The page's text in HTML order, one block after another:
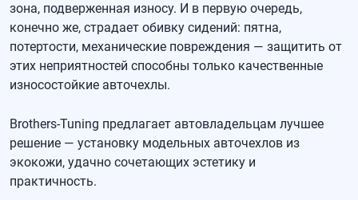
зона, подверженная износу. И в первую очередь,
конечно же, страдает обивку сидений: пятна,
потертости, механические повреждения — защитить от
этих неприятностей способны только качественные
износостойкие авточехлы.
Brothers-Tuning предлагает автовладельцам лучшее
решение — установку модельных авточехлов из
экокожи, удачно сочетающих эстетику и
практичность.